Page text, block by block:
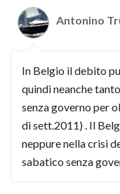
Antonino
In Belgio il debito
quindi neanche
senza governo per
di sett.2011) . Il
neppure nella crisi
sabatico senza